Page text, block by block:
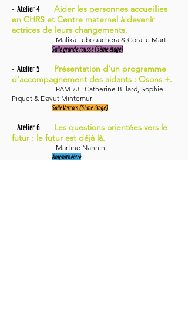
- Atelier4
Aider les personnes accueillies
en CHRS et Centre maternel à devenir
actrices de leurs changements.
Malika Lebouachera & Coralie Marti
Salle grande rousse (5ème étage)
- Atelier 5
Présentation d'un programme
d'accompagnement des aidants : Osons +.
PAM 73 : Catherine Billard, Sophie
Piquet & Davut Mintemur
Salle Vercors (5ème étage)
- Atelier 6
Les questions orientées vers le
futur : le futur est déjà là.
Martine Nannini
Amphithéâtre